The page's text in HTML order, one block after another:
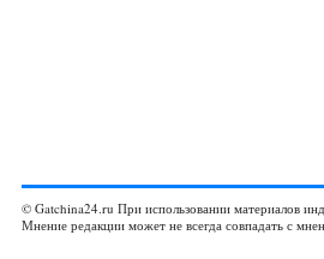
© Gatchina24.ru При использовании материалов
Мнение редакции может не всегда совпадать с